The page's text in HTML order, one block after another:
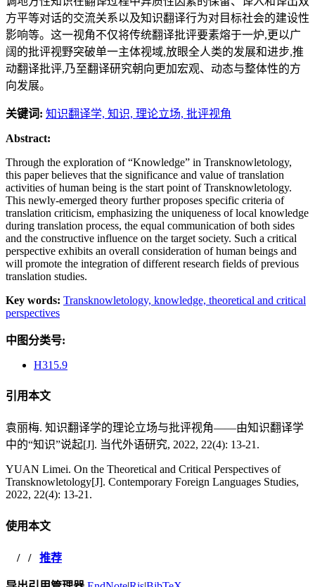
方平等对话的交流关系以及知识翻译行为对目标社会的建设性
影响等。这一视角不仅将传统翻译批评要素熔于一炉,更以广
阔的批评视野突破单一主体视域,放眼全人类的发展和进步,推
动翻译批评,乃至翻译研究朝向更加宏观、动态与整体性的方
向发展。
关键词: 知识翻译学, 知识, 理论立场, 批评视角
Abstract:
Through the exploration of “Knowledge” in Transknowletology,
this paper believes that the significance and value of translation
activities of human being is the start point of Transknowletology.
This newly-emerged theory further proposes specific criteria of
translation criticism, emphasizing the uniqueness of local knowledge
during translation process, the equal communication of both sides
and the constructive influence on the target society. Such a critical
perspective exhibits an overall consideration of human beings and
will promote the integration of different research fields of previous
translation studies.
Key words: Transknowletology, knowledge, theoretical and critical
perspectives
中图分类号:
H315.9
引用本文
袁丽梅. 知识翻译学的理论立场与批评视角——由知识翻译学
中的“知识”说起[J]. 当代外语研究, 2022, 22(4): 13-21.
YUAN Limei. On the Theoretical and Critical Perspectives of
Transknowletology[J]. Contemporary Foreign Languages Studies,
2022, 22(4): 13-21.
使用本文
/ / 推荐